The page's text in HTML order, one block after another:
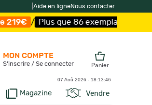
Aide en ligneNous contacter
/ Plus que 86 exemplaires ! /Livraison
Magazine Vendre
MON COMPTE
S'inscrire / Se connecter Panier
07 Aoû 2026 - 18:13:47